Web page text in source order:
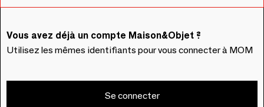
Vous avez déjà un compte Maison&Objet ?
Utilisez les mêmes identifiants pour vous connecter à MOM
Se connecter